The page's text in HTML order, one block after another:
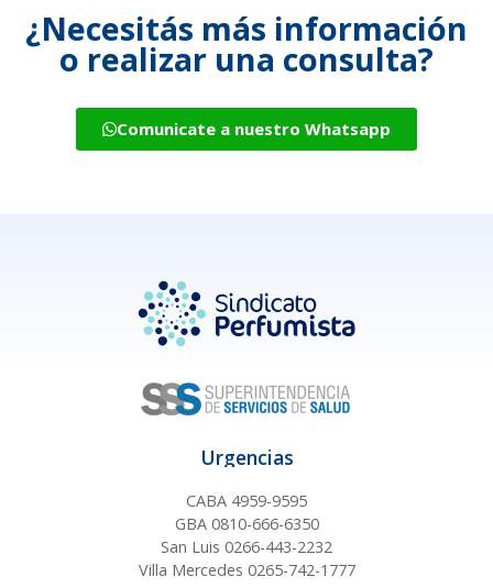
¿Necesitás más información
o realizar una consulta?
Comunicate a nuestro Whatsapp
Urgencias
CABA 4959-9595
GBA 0810-666-6350
San Luis 0266-443-2232
Villa Mercedes 0265-742-1777